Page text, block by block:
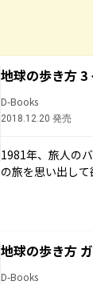
地球の歩き方 3
D-Books
2018.12.20 発売
1981年、旅人の
の旅を思い出して
地球の歩き方
D-Books